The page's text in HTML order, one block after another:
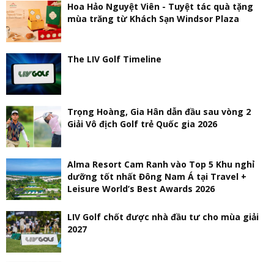
Hoa Hảo Nguyệt Viên - Tuyệt tác quà tặng
mùa trăng từ Khách Sạn Windsor Plaza
The LIV Golf Timeline
Trọng Hoàng, Gia Hân dẫn đầu sau vòng 2
Giải Vô địch Golf trẻ Quốc gia 2026
Alma Resort Cam Ranh vào Top 5 Khu nghỉ
dưỡng tốt nhất Đông Nam Á tại Travel +
Leisure World’s Best Awards 2026
LIV Golf chốt được nhà đầu tư cho mùa giải
2027